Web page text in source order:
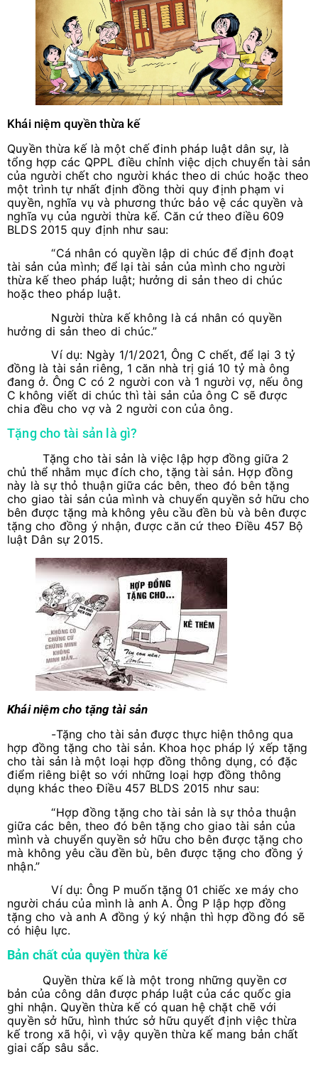
Khái niệm quyền thừa kế
Quyền thừa kế là một chế đinh pháp luật dân sự, là
tổng hợp các QPPL điều chỉnh việc dịch chuyển tài sản
của người chết cho người khác theo di chúc hoặc theo
một trình tự nhất định đồng thời quy định phạm vi
quyền, nghĩa vụ và phương thức bảo vệ các quyền và
nghĩa vụ của người thừa kế. Căn cứ theo điều 609
BLDS 2015 quy định như sau:
“Cá nhân có quyền lập di chúc để định đoạt
tài sản của mình; để lại tài sản của mình cho người
thừa kế theo pháp luật; hưởng di sản theo di chúc
hoặc theo pháp luật.
Người thừa kế không là cá nhân có quyền
hưởng di sản theo di chúc.”
Ví dụ: Ngày 1/1/2021, Ông C chết, để lại 3 tỷ
đồng là tài sản riêng, 1 căn nhà trị giá 10 tỷ mà ông
đang ở. Ông C có 2 người con và 1 người vợ, nếu ông
C không viết di chúc thì tài sản của ông C sẽ được
chia đều cho vợ và 2 người con của ông.
Tặng cho tài sản là gì?
Tặng cho tài sản là việc lập hợp đồng giữa 2
chủ thể nhằm mục đích cho, tặng tài sản. Hợp đồng
này là sự thỏ thuận giữa các bên, theo đó bên tặng
cho giao tài sản của mình và chuyển quyền sở hữu cho
bên được tặng mà không yêu cầu đền bù và bên được
tặng cho đồng ý nhận, được căn cứ theo Điều 457 Bộ
luật Dân sự 2015.
Khái niệm cho tặng tài sản
-Tặng cho tài sản được thực hiện thông qua
hợp đồng tặng cho tài sản. Khoa học pháp lý xếp tặng
cho tài sản là một loại hợp đồng thông dụng, có đặc
điểm riêng biệt so với những loại hợp đồng thông
dụng khác theo Điều 457 BLDS 2015 như sau:
“Hợp đồng tặng cho tài sản là sự thỏa thuận
giữa các bên, theo đó bên tặng cho giao tài sản của
mình và chuyển quyền sở hữu cho bên được tặng cho
mà không yêu cầu đền bù, bên được tặng cho đồng ý
nhận.”
Ví dụ: Ông P muốn tặng 01 chiếc xe máy cho
người cháu của mình là anh A. Ông P lập hợp đồng
tặng cho và anh A đồng ý ký nhận thì hợp đồng đó sẽ
có hiệu lực.
Bản chất của quyền thừa kế
Quyền thừa kế là một trong những quyền cơ
bản của công dân được pháp luật của các quốc gia
ghi nhận. Quyền thừa kế có quan hệ chặt chẽ với
quyền sở hữu, hình thức sở hữu quyết định việc thừa
kế trong xã hội, vì vậy quyền thừa kế mang bản chất
giai cấp sâu sắc.